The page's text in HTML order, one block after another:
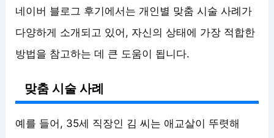
네이버 블로그 후기에서는 개인별 맞춤 시술 사례가
다양하게 소개되고 있어, 자신의 상태에 가장 적합한
방법을 참고하는 데 큰 도움이 됩니다.
맞춤 시술 사례
예를 들어, 35세 직장인 김 씨는 애교살이 뚜렷해